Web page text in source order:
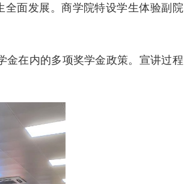
面发展。商学院特设学生体验副院
金在内的多项奖学金政策。宣讲过程